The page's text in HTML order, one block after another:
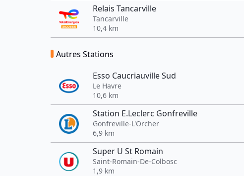
Relais Tancarville
Tancarville
10,4 km
Autres Stations
Esso Caucriauville Sud
Le Havre
10,6 km
Station E.Leclerc Gonfreville
Gonfreville-L'Orcher
6,9 km
Super U St Romain
Saint-Romain-De-Colbosc
1,9 km